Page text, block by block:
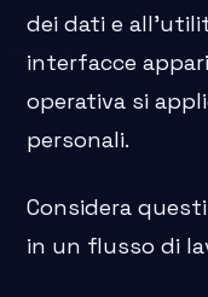
dei dati e
interfacce
operativa si
personali.
Considera
in un flusso di